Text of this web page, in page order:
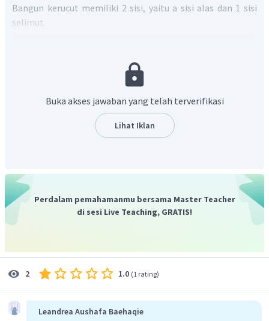
Bangun kerucut memiliki 2 sisi, yaitu a sisi alas dan 1 sisi
selimut.
Buka akses jawaban yang telah terverifikasi
Lihat Iklan
Perdalam pemahamanmu bersama Master Teacher
di sesi Live Teaching, GRATIS!
2 1.0 (1 rating)
Leandrea Aushafa Baehaqie